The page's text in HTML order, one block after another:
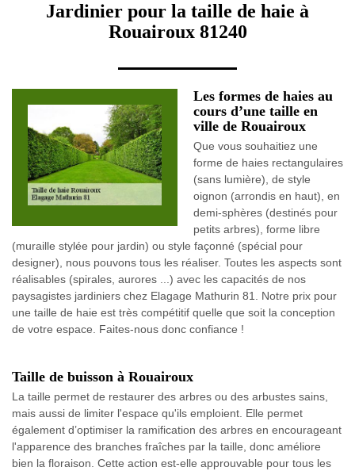
Jardinier pour la taille de haie à
Rouairoux 81240
Les formes de haies au
cours d’une taille en
ville de Rouairoux
Que vous souhaitiez une
forme de haies rectangulaires
(sans lumière), de style
oignon (arrondis en haut), en
demi-sphères (destinés pour
petits arbres), forme libre
(muraille stylée pour jardin) ou style façonné (spécial pour
designer), nous pouvons tous les réaliser. Toutes les aspects sont
réalisables (spirales, aurores ...) avec les capacités de nos
paysagistes jardiniers chez Elagage Mathurin 81. Notre prix pour
une taille de haie est très compétitif quelle que soit la conception
de votre espace. Faites-nous donc confiance !
Taille de buisson à Rouairoux
La taille permet de restaurer des arbres ou des arbustes sains,
mais aussi de limiter l'espace qu'ils emploient. Elle permet
également d’optimiser la ramification des arbres en encourageant
l'apparence des branches fraîches par la taille, donc améliore
bien la floraison. Cette action est-elle approuvable pour tous les